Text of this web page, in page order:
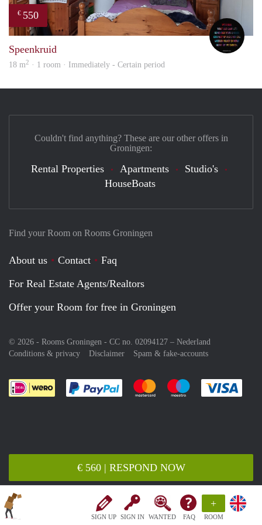
SIGN UP SIGN IN WANTED FAQ
+
ROOM
€ 560 | RESPOND NOW
€ 550
Speenkruid
18 m2 · 1 room · Immediately - Certain period
Find your Room on Rooms Groningen
About us Contact
Faq
For Real Estate Agents/Realtors
Offer your Room for free in Groningen
© 2026 - Rooms Groningen - CC no. 02094127 – Nederland
Conditions & privacy
Disclaimer Spam & fake-accounts
Pay easily with :payment method
Pay easily with :payment
Pay easily with
Couldn't find anything? These are our other offers in
Groningen:
Rental Properties Apartments
Studio's
HouseBoats